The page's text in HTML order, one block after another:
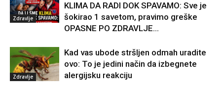
Zdravlje
KLIMA DA RADI DOK SPAVAMO: Sve je
šokirao 1 savetom, pravimo greške
OPASNE PO ZDRAVLJE…
Zdravlje
Kad vas ubode stršljen odmah uradite
ovo: To je jedini način da izbegnete
alergijsku reakciju